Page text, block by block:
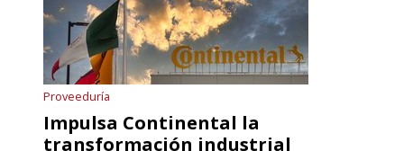
cercanas a la región y otorgar
referencias comerciales.
Aplicar al Requerimiento
Proveeduría
Impulsa Continental la
transformación industrial